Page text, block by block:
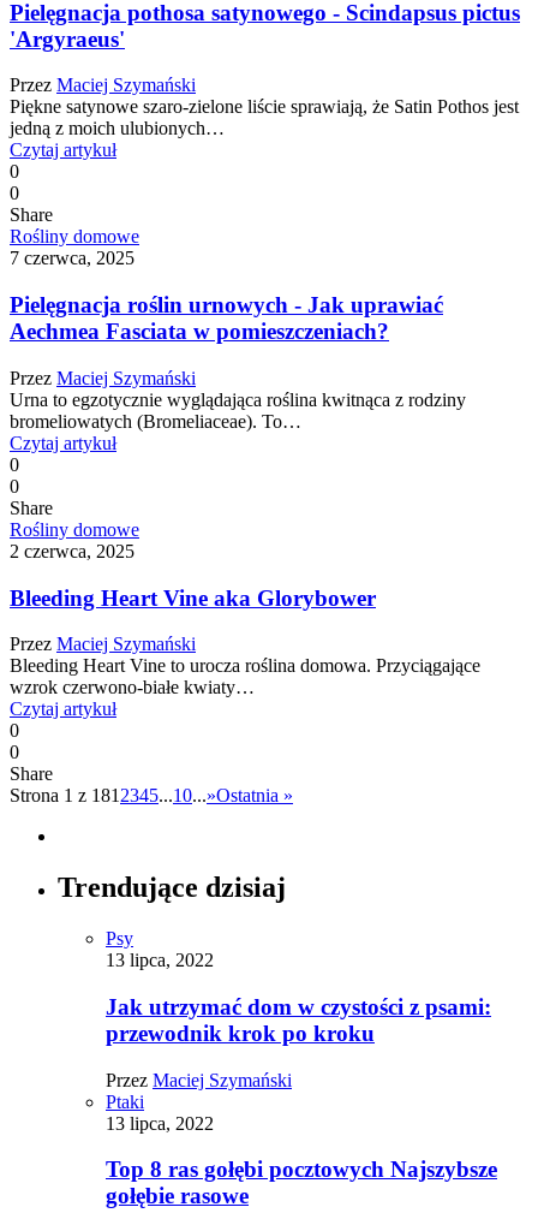
Pielęgnacja pothosa satynowego - Scindapsus pictus
'Argyraeus'
Przez Maciej Szymański
Piękne satynowe szaro-zielone liście sprawiają, że Satin Pothos jest
jedną z moich ulubionych…
Czytaj artykuł
0
0
Share
Rośliny domowe
7 czerwca, 2025
Pielęgnacja roślin urnowych - Jak uprawiać
Aechmea Fasciata w pomieszczeniach?
Przez Maciej Szymański
Urna to egzotycznie wyglądająca roślina kwitnąca z rodziny
bromeliowatych (Bromeliaceae). To…
Czytaj artykuł
0
0
Share
Rośliny domowe
2 czerwca, 2025
Bleeding Heart Vine aka Glorybower
Przez Maciej Szymański
Bleeding Heart Vine to urocza roślina domowa. Przyciągające
wzrok czerwono-białe kwiaty…
Czytaj artykuł
0
0
Share
Strona 1 z 181 2345...10...»Ostatnia »
Trendujące dzisiaj
Psy
13 lipca, 2022
Jak utrzymać dom w czystości z psami:
przewodnik krok po kroku
Przez Maciej Szymański
Ptaki
13 lipca, 2022
Top 8 ras gołębi pocztowych Najszybsze
gołębie rasowe